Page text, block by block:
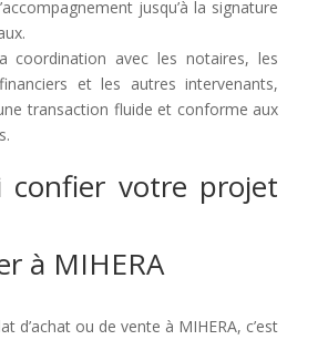
jusqu’à la signature
coordination avec les notaires, les
et les autres intervenants,
transaction fluide et conforme aux
confier votre projet
à MIHERA
d’achat ou de vente à MIHERA, c’est